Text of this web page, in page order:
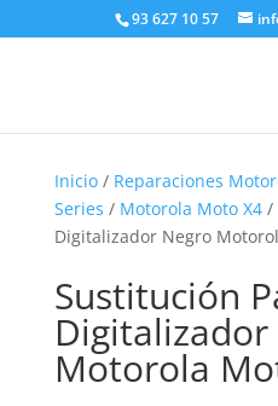
93 627 10 57
Inicio/ Reparaciones
Series / Motorola Moto X4/
Digitalizador Negro
Sustitución
Motorola